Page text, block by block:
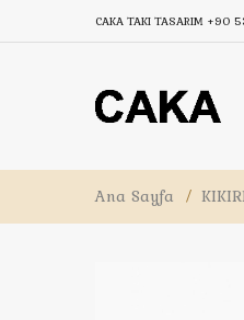
CAKA TAKI TASARIM +90
Ana Sayfa /